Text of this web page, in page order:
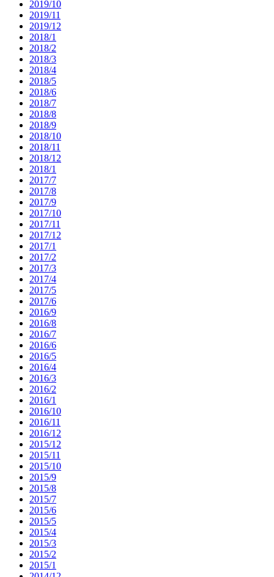
2019/10
2019/11
2019/12
2018/1
2018/2
2018/3
2018/4
2018/5
2018/6
2018/7
2018/8
2018/9
2018/10
2018/11
2018/12
2018/1
2017/7
2017/8
2017/9
2017/10
2017/11
2017/12
2017/1
2017/2
2017/3
2017/4
2017/5
2017/6
2016/9
2016/8
2016/7
2016/6
2016/5
2016/4
2016/3
2016/2
2016/1
2016/10
2016/11
2016/12
2015/12
2015/11
2015/10
2015/9
2015/8
2015/7
2015/6
2015/5
2015/4
2015/3
2015/2
2015/1